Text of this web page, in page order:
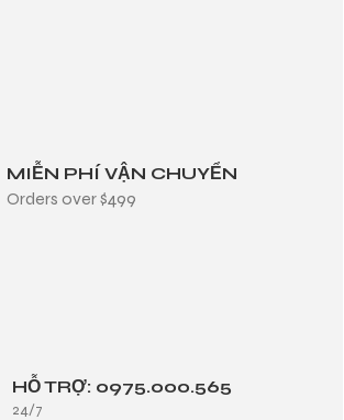
MIỄN PHÍ VẬN CHUYỂN
Orders over $499
HỖ TRỢ: 0975.000.565
24/7